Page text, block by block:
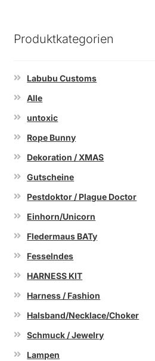
Produktkategorien
Labubu Customs
Alle
untoxic
Rope Bunny
Dekoration / XMAS
Gutscheine
Pestdoktor / Plague Doctor
Einhorn/Unicorn
Fledermaus BATy
Fesselndes
HARNESS KIT
Harness / Fashion
Halsband/Necklace/Choker
Schmuck / Jewelry
Lampen